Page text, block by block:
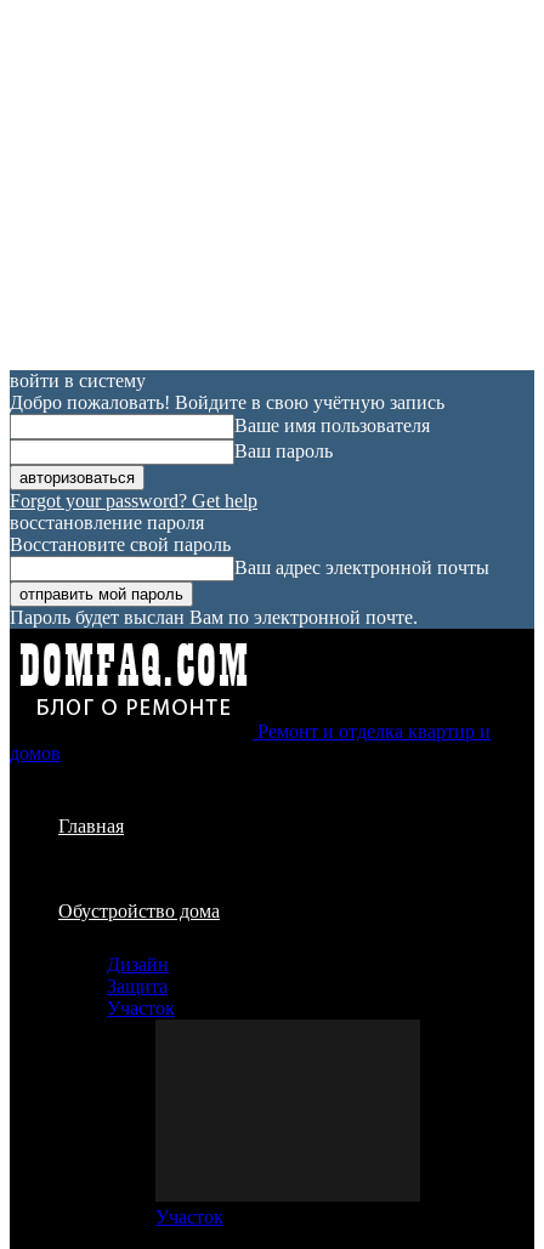
войти в систему
Добро пожаловать! Войдите в свою учётную запись
Ваше имя пользователя
Ваш пароль
Forgot your password? Get help
восстановление пароля
Восстановите свой пароль
Ваш адрес электронной почты
Пароль будет выслан Вам по электронной почте.
Ремонт и отделка квартир и
домов
Главная
Обустройство дома
Дизайн
Защита
Участок
Участок